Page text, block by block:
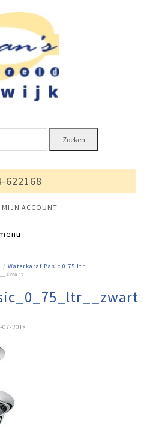
Zoeken
622168
MIJN ACCOUNT
/Waterkaraf Basic 0.75 ltr.
07-2018